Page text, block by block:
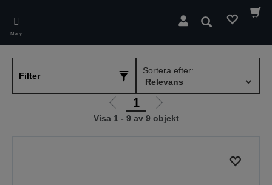
main
content
Meny
Sök
Filter
Sortera efter:
Gå
till
1
Gå
till
Visa 1 - 9 av 9 objekt